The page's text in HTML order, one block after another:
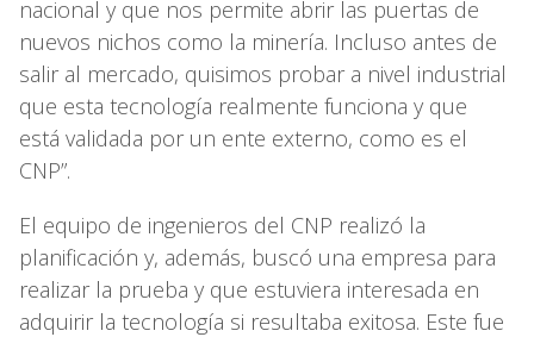
nacional y que nos permite abrir las puertas de
nuevos nichos como la minería. Incluso antes de
salir al mercado, quisimos probar a nivel industrial
que esta tecnología realmente funciona y que
está validada por un ente externo, como es el
CNP”.
El equipo de ingenieros del CNP realizó la
planificación y, además, buscó una empresa para
realizar la prueba y que estuviera interesada en
adquirir la tecnología si resultaba exitosa. Este fue